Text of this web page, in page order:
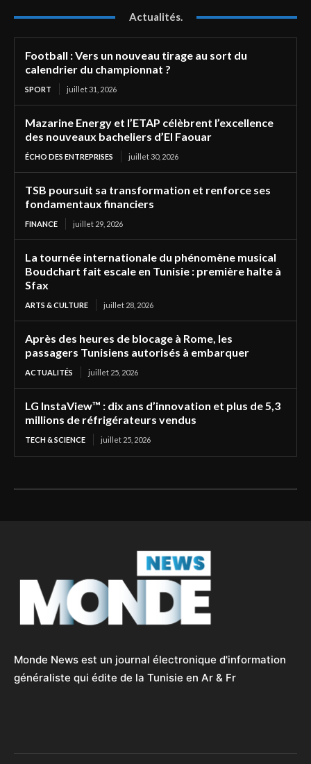
Actualités.
Football : Vers un nouveau tirage au sort du
calendrier du championnat ?
SPORT juillet 31, 2026
Mazarine Energy et l’ETAP célèbrent l’excellence
des nouveaux bacheliers d’El Faouar
ÉCHO DES ENTREPRISES juillet 30, 2026
TSB poursuit sa transformation et renforce ses
fondamentaux financiers
FINANCE juillet 29, 2026
La tournée internationale du phénomène musical
Boudchart fait escale en Tunisie : première halte à
Sfax
ARTS & CULTURE juillet 28, 2026
Après des heures de blocage à Rome, les
passagers Tunisiens autorisés à embarquer
ACTUALITÉS juillet 25, 2026
LG InstaView™ : dix ans d’innovation et plus de 5,3
millions de réfrigérateurs vendus
TECH & SCIENCE juillet 25, 2026
Monde News est un journal électronique d'information
généraliste qui édite de la Tunisie en Ar & Fr